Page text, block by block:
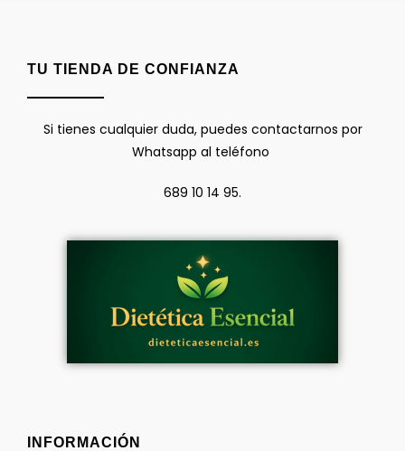
TU TIENDA DE CONFIANZA
Si tienes cualquier duda, puedes contactarnos por
Whatsapp al teléfono
689 10 14 95.
INFORMACIÓN